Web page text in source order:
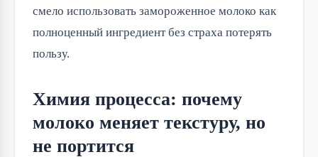
смело использовать замороженное молоко как
полноценный ингредиент без страха потерять
пользу.
Химия процесса: почему
молоко меняет текстуру, но
не портится